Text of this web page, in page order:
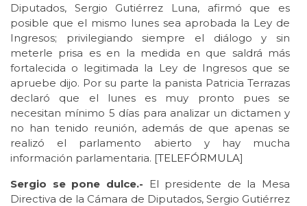
Diputados, Sergio Gutiérrez Luna, afirmó que es
posible que el mismo lunes sea aprobada la Ley de
Ingresos; privilegiando siempre el diálogo y sin
meterle prisa es en la medida en que saldrá más
fortalecida o legitimada la Ley de Ingresos que se
apruebe dijo. Por su parte la panista Patricia Terrazas
declaró que el lunes es muy pronto pues se
necesitan mínimo 5 días para analizar un dictamen y
no han tenido reunión, además de que apenas se
realizó el parlamento abierto y hay mucha
información parlamentaria. [TELEFÓRMULA]
Sergio se pone dulce.- El presidente de la Mesa
Directiva de la Cámara de Diputados, Sergio Gutiérrez